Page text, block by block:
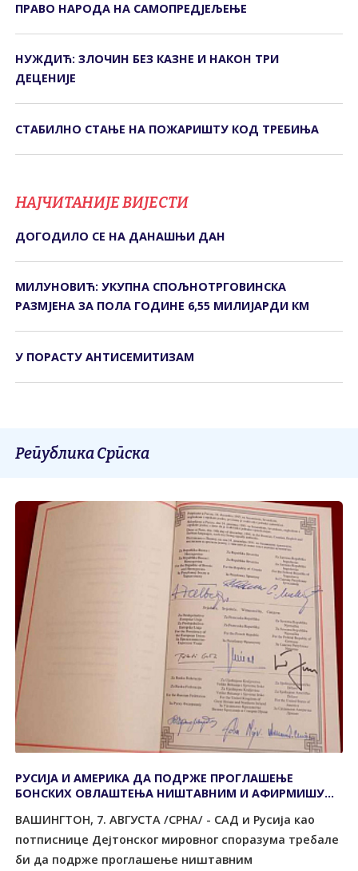
ПРАВО НАРОДА НА САМОПРЕДЈЕЉЕЊЕ
НУЖДИЋ: ЗЛОЧИН БЕЗ КАЗНЕ И НАКОН ТРИ
ДЕЦЕНИЈЕ
СТАБИЛНО СТАЊЕ НА ПОЖАРИШТУ КОД ТРЕБИЊА
НАЈЧИТАНИЈЕ ВИЈЕСТИ
ДОГОДИЛО СЕ НА ДАНАШЊИ ДАН
МИЛУНОВИЋ: УКУПНА СПОЉНОТРГОВИНСКА
РАЗМЈЕНА ЗА ПОЛА ГОДИНЕ 6,55 МИЛИЈАРДИ КМ
У ПОРАСТУ АНТИСЕМИТИЗАМ
Република Српска
РУСИЈА И АМЕРИКА ДА ПОДРЖЕ ПРОГЛАШЕЊЕ
БОНСКИХ ОВЛАШТЕЊА НИШТАВНИМ И АФИРМИШУ
ВАШИНГТОН, 7. АВГУСТА /СРНА/ - САД и Русија као
потписнице Дејтонског мировног споразума требале
би да подрже проглашење ништавним